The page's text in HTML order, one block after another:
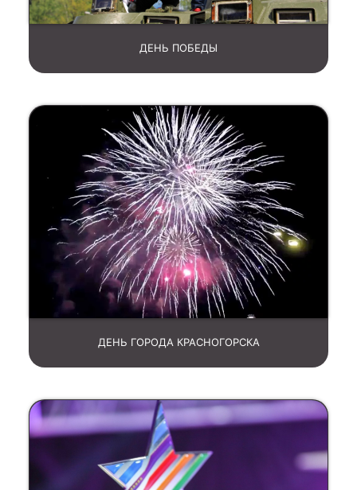
ДЕНЬ ПОБЕДЫ
ДЕНЬ ГОРОДА КРАСНОГОРСКА